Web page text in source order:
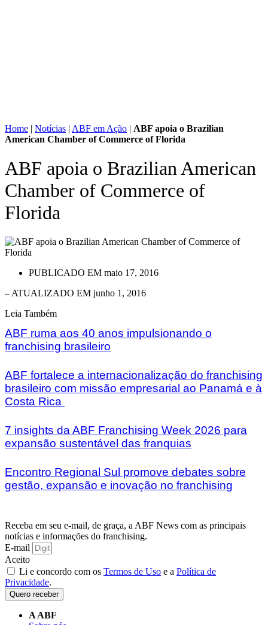
Home | Notícias | ABF em Ação | ABF apoia o Brazilian
American Chamber of Commerce of Florida
ABF apoia o Brazilian American
Chamber of Commerce of
Florida
PUBLICADO EM maio 17, 2016
– ATUALIZADO EM junho 1, 2016
Leia Também
ABF ruma aos 40 anos impulsionando o
franchising brasileiro
ABF fortalece a internacionalização do franchising
brasileiro com missão empresarial ao Panamá e à
Costa Rica
7 insights da ABF Franchising Week 2026 para
expansão sustentável das franquias
Encontro Regional Sul promove debates sobre
gestão, expansão e inovação no franchising
Receba em seu e-mail, de graça, a ABF News com as principais
notícias e informações do franchising.
E-mail
Aceito
Li e concordo com os Termos de Uso e a Política de
Privacidade.
Quero receber
A ABF